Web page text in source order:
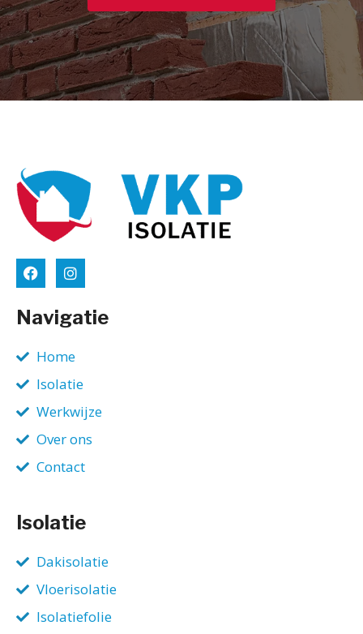
Navigatie
Home
Isolatie
Werkwijze
Over ons
Contact
Isolatie
Dakisolatie
Vloerisolatie
Isolatiefolie